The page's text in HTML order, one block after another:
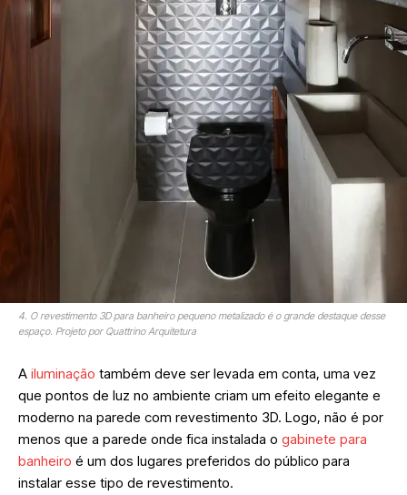
4. O revestimento 3D para banheiro pequeno metalizado é o grande destaque desse
espaço. Projeto por Quattrino Arquitetura
A iluminação também deve ser levada em conta, uma vez
que pontos de luz no ambiente criam um efeito elegante e
moderno na parede com revestimento 3D. Logo, não é por
menos que a parede onde fica instalada o gabinete para
banheiro é um dos lugares preferidos do público para
instalar esse tipo de revestimento.